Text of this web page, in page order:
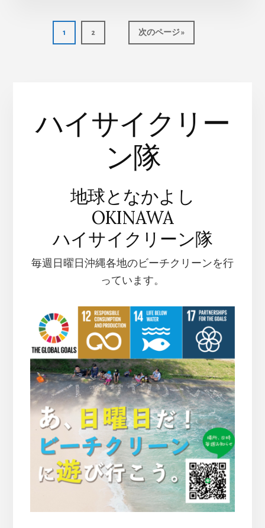
る
グ
育
ペ
ー
1
ペ
ー
2
移
動
次のページ »
ハイサイクリー
ン隊
地球となかよし
OKINAWA
ハイサイクリーン隊
毎週日曜日沖縄各地のビーチクリーンを行
っています。